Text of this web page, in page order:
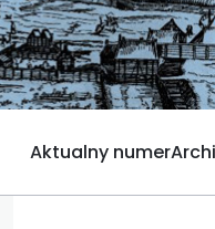
Aktualny numer